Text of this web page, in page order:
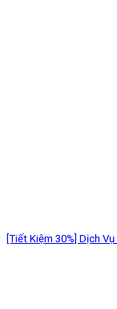
[Tiết Kiệm 30%] Dịch